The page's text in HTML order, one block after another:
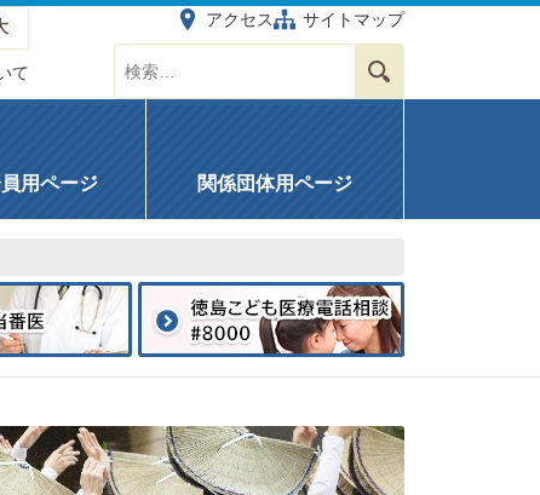
て
アクセス
サイトマップ
用ページ 関係団体用ページ